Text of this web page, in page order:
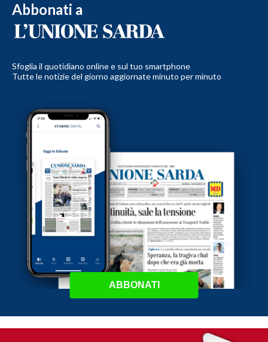
Abbonati a
Sfoglia il quotidiano online e sul tuo smartphone
Tutte le notizie del giorno aggiornate minuto per minuto
ABBONATI